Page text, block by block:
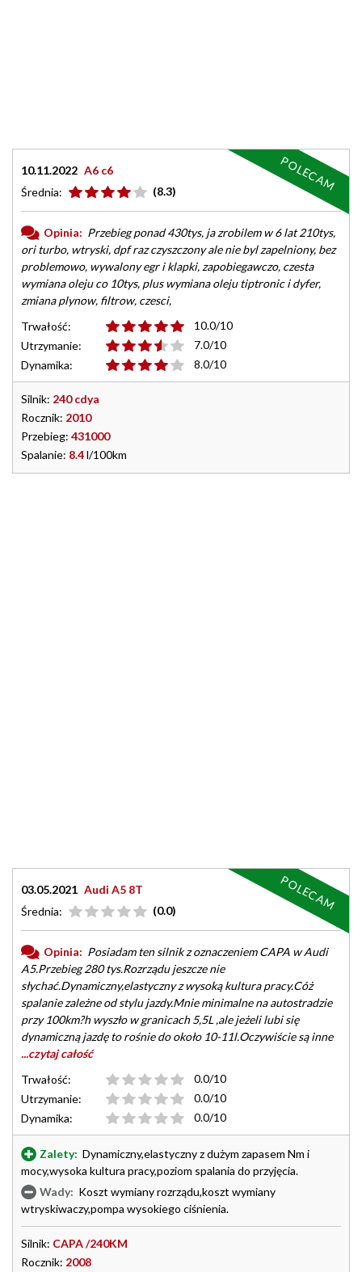
10.11.2022 A6 c6
Średnia:
(8.3)
Opinia: Przebieg ponad 430tys, ja zrobilem w 6 lat 210tys,
ori turbo, wtryski, dpf raz czyszczony ale nie byl zapelniony, bez
problemowo, wywalony egr i klapki, zapobiegawczo, czesta
wymiana oleju co 10tys, plus wymiana oleju tiptronic i dyfer,
zmiana plynow, filtrow, czesci,
Trwałość:
10.0/10
Utrzymanie:
7.0/10
Dynamika:
8.0/10
Silnik: 240 cdya
Rocznik: 2010
Przebieg: 431000
Spalanie: 8.4l/100km
POLECAM
03.05.2021 Audi A5 8T
Średnia:
(0.0)
Opinia: Posiadam ten silnik z oznaczeniem CAPA w Audi
A5.Przebieg 280 tys.Rozrządu jeszcze nie
słychać.Dynamiczny,elastyczny z wysoką kultura pracy.Cóż
spalanie zależne od stylu jazdy.Mnie minimalne na autostradzie
przy 100km?h wyszło w granicach 5,5L ,ale jeżeli lubi się
dynamiczną jazdę to rośnie do około 10-11l.Oczywiście są inne
...czytaj całość
Trwałość:
0.0/10
Utrzymanie:
0.0/10
Dynamika:
0.0/10
Zalety: Dynamiczny,elastyczny z dużym zapasem Nm i
mocy,wysoka kultura pracy,poziom spalania do przyjęcia.
Wady: Koszt wymiany rozrządu,koszt wymiany
wtryskiwaczy,pompa wysokiego ciśnienia.
Silnik: CAPA /240KM
Rocznik: 2008
POLECAM